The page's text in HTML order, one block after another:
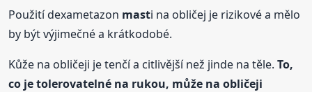
Použití dexametazon masti na obličej je rizikové a mělo
by být výjimečné a krátkodobé.
Kůže na obličeji je tenčí a citlivější než jinde na těle.To,
co je tolerovatelné na rukou, může na obličeji